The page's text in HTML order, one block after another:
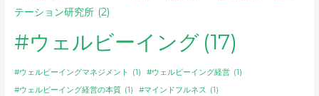
テーション研究所 (2)
#ウェルビーイング (17)
#ウェルビーイングマネジメント (1) #ウェルビーイング経営 (1)
#ウェルビーイング経営の本質 (1) #マインドフルネス (1)